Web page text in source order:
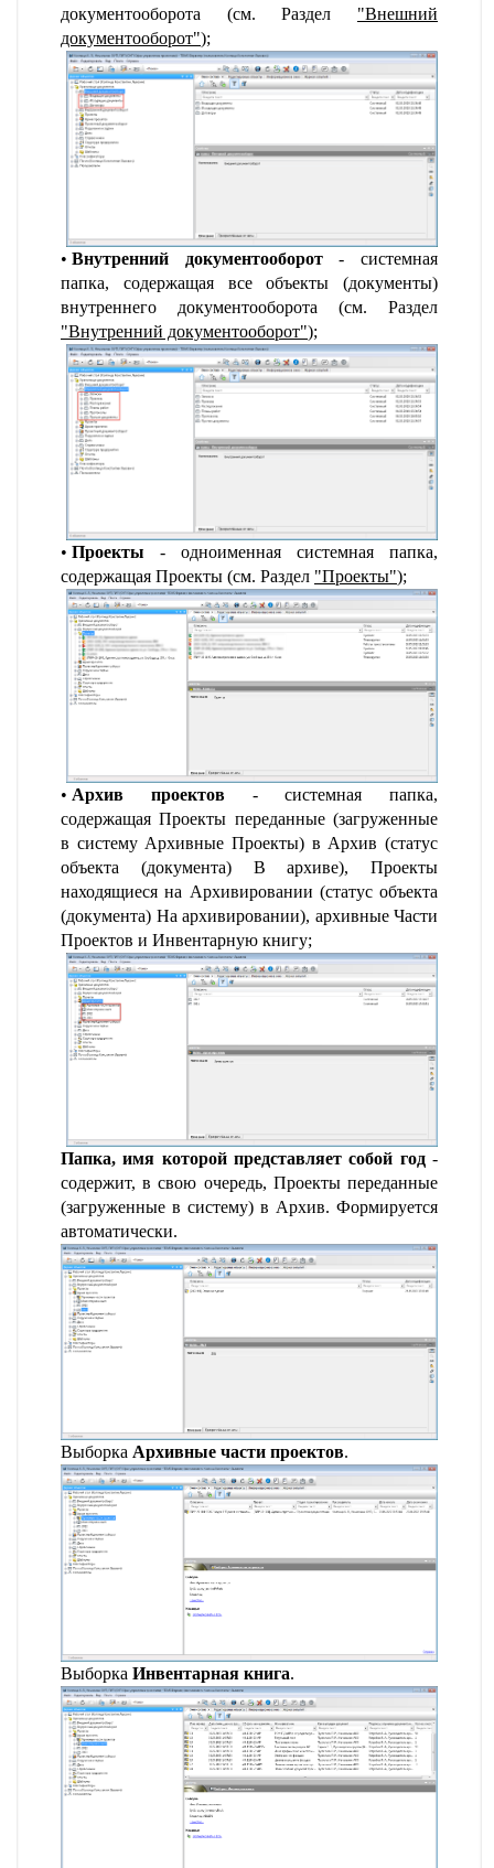
документооборота (см. Раздел "Внешний
документооборот");
Внутренний документооборот- системная
папка, содержащая все объекты (документы)
внутреннего документооборота (см. Раздел
"Внутренний документооборот");
Проекты - одноименная системная папка,
содержащая Проекты (см. Раздел "Проекты");
Архив проектов- системная папка,
содержащая Проекты переданные (загруженные
в систему Архивные Проекты) в Архив (статус
объекта (документа) В архиве), Проекты
находящиеся на Архивировании (статус объекта
(документа) На архивировании), архивные Части
Проектов и Инвентарную книгу;
Папка, имя которой представляет собой год-
содержит, в свою очередь, Проекты переданные
(загруженные в систему) в Архив. Формируется
автоматически.
Выборка Архивные части проектов.
Выборка Инвентарная книга.